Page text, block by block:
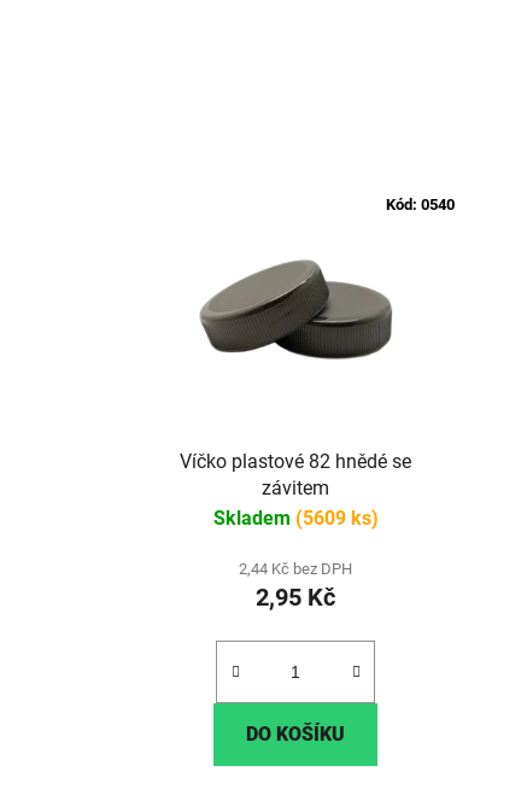
Víčko plastové 82 hnědé se
závitem
Skladem (5609 ks)
2,44 Kč bez DPH
2,95 Kč
DO KOŠÍKU
Kód: 0540